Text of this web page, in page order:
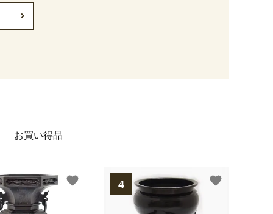
お買い得品
favorite favorite